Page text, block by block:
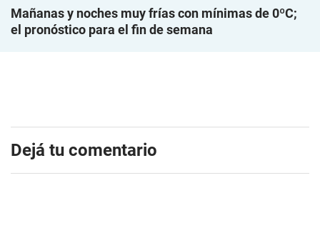
Mañanas y noches muy frías con mínimas de 0ºC;
el pronóstico para el fin de semana
Dejá tu comentario